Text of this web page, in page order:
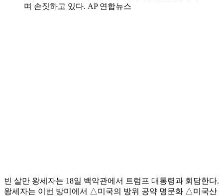
며 손짓하고 있다. AP 연합뉴스
빈 살만 왕세자는 18일 백악관에서 트럼프 대통령과 회담한다.
왕세자는 이번 방미에서 △미국의 방위 공약 명문화 △미국산